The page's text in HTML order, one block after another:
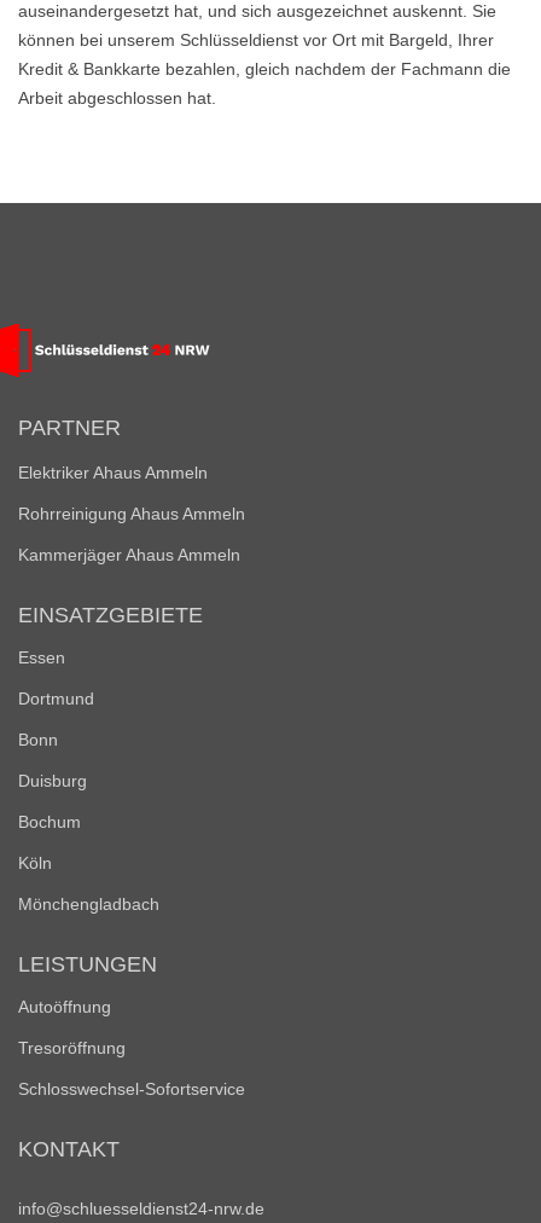
auseinandergesetzt hat, und sich ausgezeichnet auskennt. Sie
können bei unserem Schlüsseldienst vor Ort mit Bargeld, Ihrer
Kredit & Bankkarte bezahlen, gleich nachdem der Fachmann die
Arbeit abgeschlossen hat.
PARTNER
Elektriker Ahaus Ammeln
Rohrreinigung Ahaus Ammeln
Kammerjäger Ahaus Ammeln
EINSATZGEBIETE
Essen
Dortmund
Bonn
Duisburg
Bochum
Köln
Mönchengladbach
LEISTUNGEN
Autoöffnung
Tresoröffnung
Schlosswechsel-Sofortservice
KONTAKT
info@schluesseldienst24-nrw.de